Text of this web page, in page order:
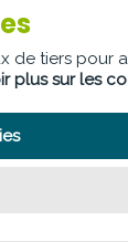
de tiers pour
plus sur les